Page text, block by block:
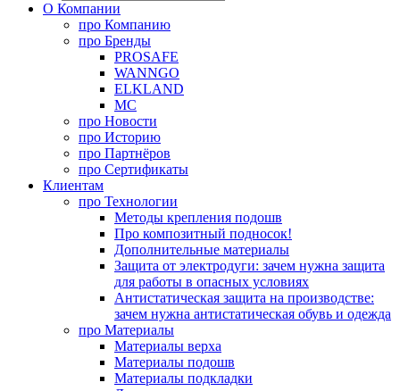
О Компании
про Компанию
про Бренды
PROSAFE
WANNGO
ELKLAND
MC
про Новости
про Историю
про Партнёров
про Сертификаты
Клиентам
про Технологии
Методы крепления подошв
Про композитный подносок!
Дополнительные материалы
Защита от электродуги: зачем нужна защита
для работы в опасных условиях
Антистатическая защита на производстве:
зачем нужна антистатическая обувь и одежда
про Материалы
Материалы верха
Материалы подошв
Материалы подкладки